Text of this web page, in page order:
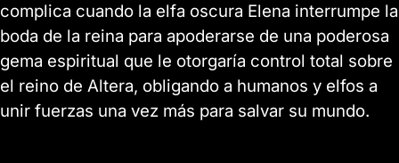
complica cuando la elfa oscura Elena interrumpe la
boda de la reina para apoderarse de una poderosa
gema espiritual que le otorgaría control total sobre
el reino de Altera, obligando a humanos y elfos a
unir fuerzas una vez más para salvar su mundo.